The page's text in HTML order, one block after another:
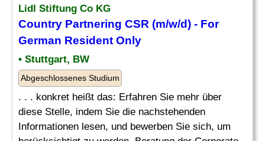
Lidl Stiftung Co KG
Country Partnering CSR (m/w/d) - For
German Resident Only
• Stuttgart, BW
Abgeschlossenes Studium
. . . konkret heißt das: Erfahren Sie mehr über
diese Stelle, indem Sie die nachstehenden
Informationen lesen, und bewerben Sie sich, um